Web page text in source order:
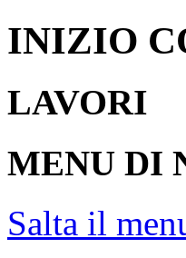
INIZIO
LAVORI
MENU DI
Salta il